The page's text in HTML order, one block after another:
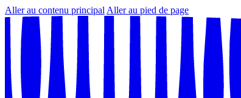
Aller au contenu principal Aller au pied de page